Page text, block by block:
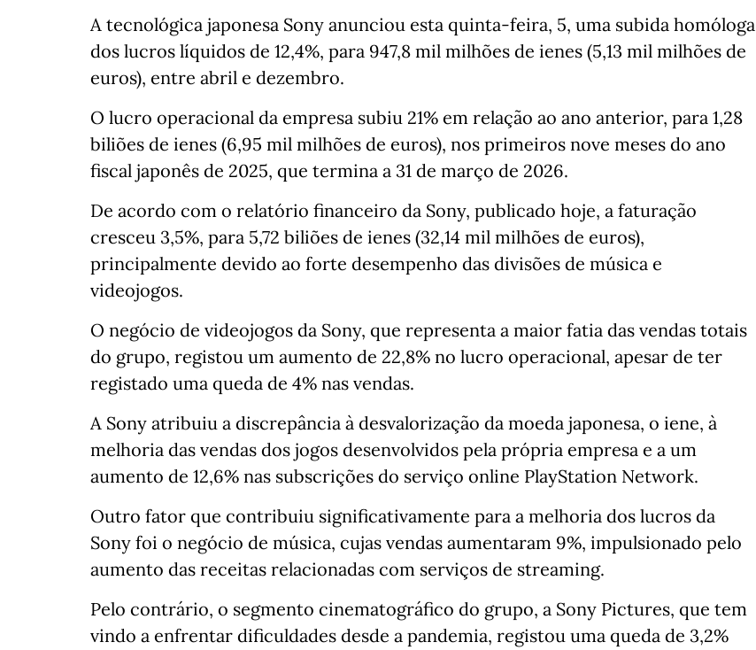
A tecnológica japonesa Sony anunciou esta quinta-feira, 5, uma subida homóloga
dos lucros líquidos de 12,4%, para 947,8 mil milhões de ienes (5,13 mil milhões de
euros), entre abril e dezembro.
O lucro operacional da empresa subiu 21% em relação ao ano anterior, para 1,28
biliões de ienes (6,95 mil milhões de euros), nos primeiros nove meses do ano
fiscal japonês de 2025, que termina a 31 de março de 2026.
De acordo com o relatório financeiro da Sony, publicado hoje, a faturação
cresceu 3,5%, para 5,72 biliões de ienes (32,14 mil milhões de euros),
principalmente devido ao forte desempenho das divisões de música e
videojogos.
O negócio de videojogos da Sony, que representa a maior fatia das vendas totais
do grupo, registou um aumento de 22,8% no lucro operacional, apesar de ter
registado uma queda de 4% nas vendas.
A Sony atribuiu a discrepância à desvalorização da moeda japonesa, o iene, à
melhoria das vendas dos jogos desenvolvidos pela própria empresa e a um
aumento de 12,6% nas subscrições do serviço online PlayStation Network.
Outro fator que contribuiu significativamente para a melhoria dos lucros da
Sony foi o negócio de música, cujas vendas aumentaram 9%, impulsionado pelo
aumento das receitas relacionadas com serviços de streaming.
Pelo contrário, o segmento cinematográfico do grupo, a Sony Pictures, que tem
vindo a enfrentar dificuldades desde a pandemia, registou uma queda de 3,2%